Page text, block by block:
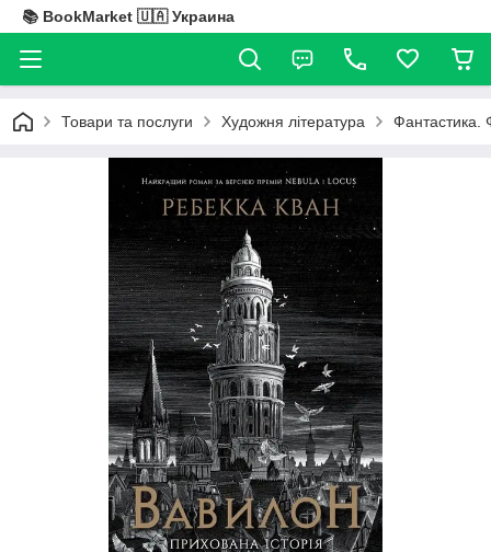
📚 BookMarket 🇺🇦 Украина
Товари та послуги Художня література Фантастика.